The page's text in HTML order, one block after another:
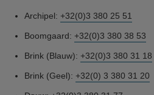
Archipel: +32(0)3 380 25 51
Boomgaard: +32(0)3 380 38 53
Brink (Blauw): +32(0)3 380 31 18
Brink (Geel): +32(0) 3 380 31 20